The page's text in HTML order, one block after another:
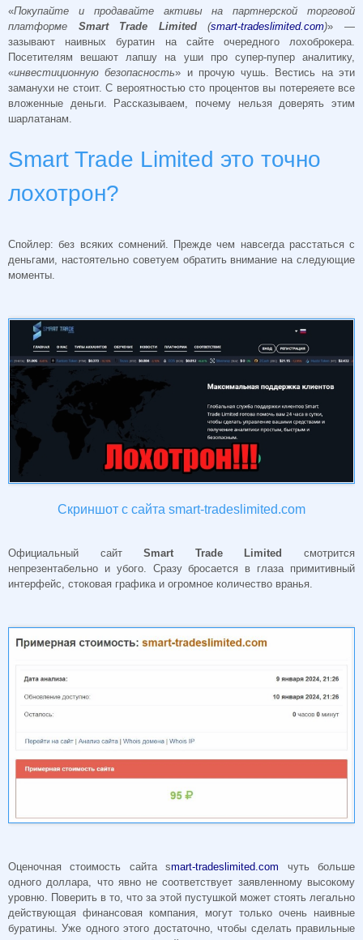
«Покупайте и продавайте активы на партнерской торговой
платформе Smart Trade Limited(smart-tradeslimited.com)» —
зазывают наивных буратин на сайте очередного лохоброкера.
Посетителям вешают лапшу на уши про супер-пупер аналитику,
«инвестиционную безопасность» и прочую чушь. Вестись на эти
заманухи не стоит. С вероятностью сто процентов вы потереяете все
вложенные деньги. Рассказываем, почему нельзя доверять этим
шарлатанам.
Smart Trade Limited это точно
лохотрон?
Спойлер: без всяких сомнений. Прежде чем навсегда расстаться с
деньгами, настоятельно советуем обратить внимание на следующие
моменты.
Скриншот с сайта smart-tradeslimited.com
Официальный сайтSmart Trade Limited
смотрится
непрезентабельно и убого. Сразу бросается в глаза примитивный
интерфейс, стоковая графика и огромное количество вранья.
Оценочная стоимость сайта smart-tradeslimited.com чуть больше
одного доллара, что явно не соответствует заявленному высокому
уровню. Поверить в то, что за этой пустушкой может стоять легально
действующая финансовая компания, могут только очень наивные
буратины. Уже одного этого достаточно, чтобы сделать правильные